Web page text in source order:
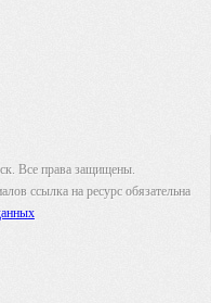
Все права защищены.
ссылка на ресурс обязательна